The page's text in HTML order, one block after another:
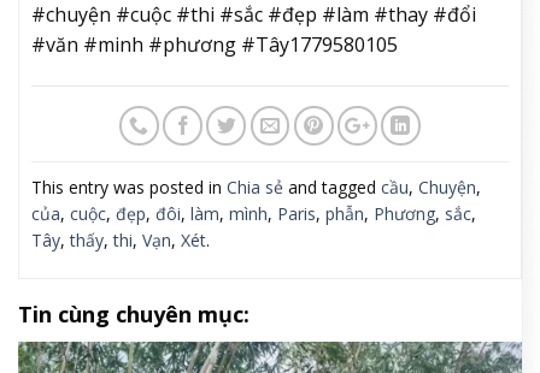
#chuyện #cuộc #thi #sắc #đẹp #làm #thay #đổi
#văn #minh #phương #Tây1779580105
This entry was posted in Chia sẻ and tagged cầu, Chuyện,
của, cuộc, đẹp, đôi, làm, mình, Paris, phẫn, Phương, sắc,
Tây,thấy,thi, Vạn, Xét.
Tin cùng chuyên mục: